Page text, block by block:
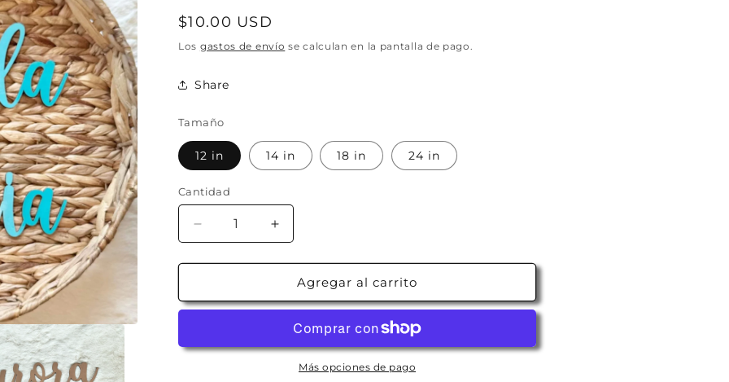
Precio
habitual
$10.00 USD
Los gastos de envío se calculan en la pantalla de pago.
Share
Tamaño
12 in 14 in 18 in 24 in
Cantidad
Reducir
cantidad
para
en
-
Aumentar
cantidad
para
Nombre
en
1/8&quot;
-
Cutout
Agregar al carrito
Más opciones de pago